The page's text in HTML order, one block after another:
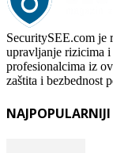
SecuritySEE.com je
upravljanje rizicima i
profesionalcima iz
zaštita i bezbednost